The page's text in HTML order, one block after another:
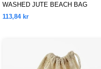
WASHED JUTE BEACH BAG
113,84 kr